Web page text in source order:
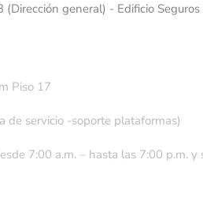
general) - Edificio
Piso 17
de servicio -soporte plataformas)
7:00 a.m. – hasta las 7:00 p.m.